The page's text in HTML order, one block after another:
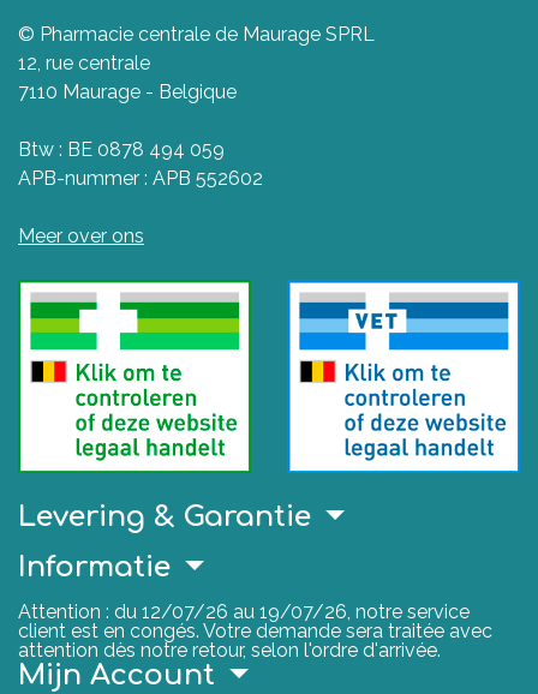
© Pharmacie centrale de Maurage SPRL
12, rue centrale
7110 Maurage - Belgique
Btw : BE 0878 494 059
APB-nummer : APB 552602
Meer over ons
Levering & Garantie
Informatie
Attention : du 12/07/26 au 19/07/26, notre service
client est en congés. Votre demande sera traitée avec
attention dès notre retour, selon l'ordre d'arrivée.
Mijn Account